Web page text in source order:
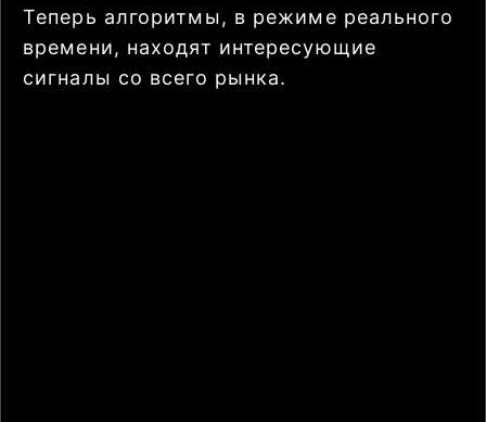
Теперь алгоритмы, в режиме реального
времени, находят интересующие
сигналы со всего рынка.